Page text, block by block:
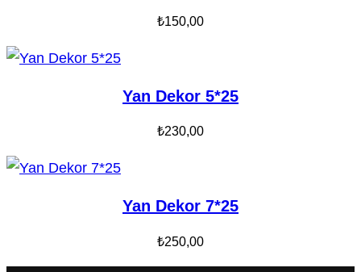
₺150,00
Yan Dekor 5*25
₺230,00
Yan Dekor 7*25
₺250,00